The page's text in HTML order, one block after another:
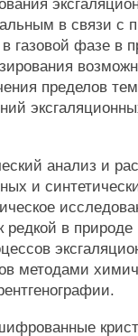
в связи с
газовой фазе в
пределов
анализ и
и
в природе
методами